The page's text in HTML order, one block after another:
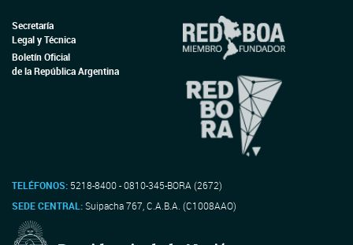
Secretaría
Legal y Técnica
Boletín Oficial
de la República Argentina
TELÉFONOS: 5218-8400 - 0810-345-BORA (2672)
SEDE CENTRAL:Suipacha 767, C.A.B.A. (C1008AAO)